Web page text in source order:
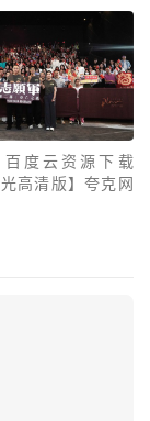
百度云资源下载
光高清版】夸克网